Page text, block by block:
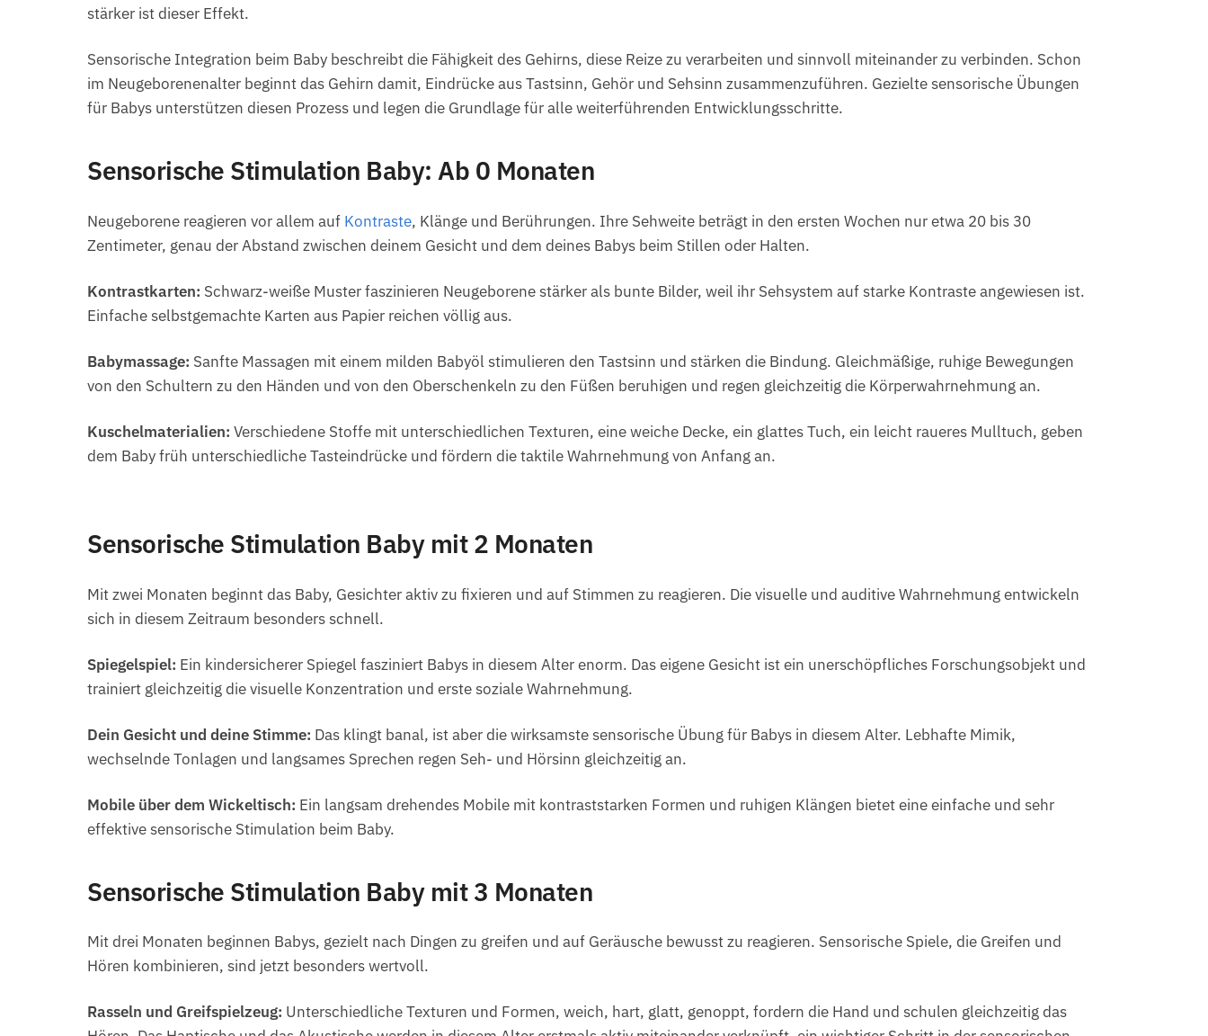
stärker ist dieser Effekt.
Sensorische Integration beim Baby beschreibt die Fähigkeit des Gehirns, diese Reize zu verarbeiten und sinnvoll miteinander zu verbinden. Schon
im Neugeborenenalter beginnt das Gehirn damit, Eindrücke aus Tastsinn, Gehör und Sehsinn zusammenzuführen. Gezielte sensorische Übungen
für Babys unterstützen diesen Prozess und legen die Grundlage für alle weiterführenden Entwicklungsschritte.
Sensorische Stimulation Baby: Ab 0 Monaten
Neugeborene reagieren vor allem auf Kontraste, Klänge und Berührungen. Ihre Sehweite beträgt in den ersten Wochen nur etwa 20 bis 30
Zentimeter, genau der Abstand zwischen deinem Gesicht und dem deines Babys beim Stillen oder Halten.
Kontrastkarten: Schwarz-weiße Muster faszinieren Neugeborene stärker als bunte Bilder, weil ihr Sehsystem auf starke Kontraste angewiesen ist.
Einfache selbstgemachte Karten aus Papier reichen völlig aus.
Babymassage: Sanfte Massagen mit einem milden Babyöl stimulieren den Tastsinn und stärken die Bindung. Gleichmäßige, ruhige Bewegungen
von den Schultern zu den Händen und von den Oberschenkeln zu den Füßen beruhigen und regen gleichzeitig die Körperwahrnehmung an.
Kuschelmaterialien: Verschiedene Stoffe mit unterschiedlichen Texturen, eine weiche Decke, ein glattes Tuch, ein leicht raueres Mulltuch, geben
dem Baby früh unterschiedliche Tasteindrücke und fördern die taktile Wahrnehmung von Anfang an.
Sensorische Stimulation Baby mit 2 Monaten
Mit zwei Monaten beginnt das Baby, Gesichter aktiv zu fixieren und auf Stimmen zu reagieren. Die visuelle und auditive Wahrnehmung entwickeln
sich in diesem Zeitraum besonders schnell.
Spiegelspiel: Ein kindersicherer Spiegel fasziniert Babys in diesem Alter enorm. Das eigene Gesicht ist ein unerschöpfliches Forschungsobjekt und
trainiert gleichzeitig die visuelle Konzentration und erste soziale Wahrnehmung.
Dein Gesicht und deine Stimme: Das klingt banal, ist aber die wirksamste sensorische Übung für Babys in diesem Alter. Lebhafte Mimik,
wechselnde Tonlagen und langsames Sprechen regen Seh- und Hörsinn gleichzeitig an.
Mobile über dem Wickeltisch: Ein langsam drehendes Mobile mit kontraststarken Formen und ruhigen Klängen bietet eine einfache und sehr
effektive sensorische Stimulation beim Baby.
Sensorische Stimulation Baby mit 3 Monaten
Mit drei Monaten beginnen Babys, gezielt nach Dingen zu greifen und auf Geräusche bewusst zu reagieren. Sensorische Spiele, die Greifen und
Hören kombinieren, sind jetzt besonders wertvoll.
Rasseln und Greifspielzeug: Unterschiedliche Texturen und Formen, weich, hart, glatt, genoppt, fordern die Hand und schulen gleichzeitig das